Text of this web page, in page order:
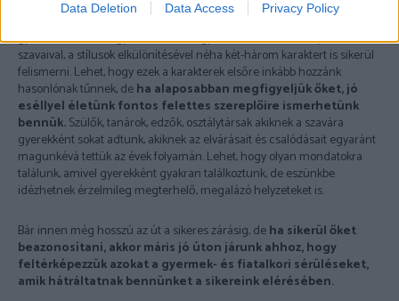
Data Deletion Data Access Privacy Policy
Mikor sikerül pontosan leírni vagy kimondani a hátráltató mondatokat,
gyakran kiderül, hogy nem is csak egy belső énrész akadályoz a
szavaival, a stílusok elkülönítésével néha két-három karaktert is sikerül
felismerni. Lehet, hogy ezek a karakterek elsőre inkább hozzánk
hasonlónak tűnnek, deha alaposabban megfigyeljük őket, jó
eséllyel életünk fontos felettes szereplőire ismerhetünk
bennük.Szülők, tanárok, edzők, osztálytársak akiknek a szavára
gyerekként sokat adtunk, akiknek az elvárásait és csalódásait egyaránt
magunkévá tettük az évek folyamán. Lehet, hogy olyan mondatokra
találunk, amivel gyerekként gyakran találkoztunk, de eszünkbe
idézhetnek érzelmileg megterhelő, megalázó helyzeteket is.
Bár innen még hosszú az út a sikeres zárásig, deha sikerül őket
beazonosítani, akkor máris jó úton járunk ahhoz, hogy
feltérképezzük azokat a gyermek- és fiatalkori sérüléseket,
amik hátráltatnak bennünket a sikereink elérésében.